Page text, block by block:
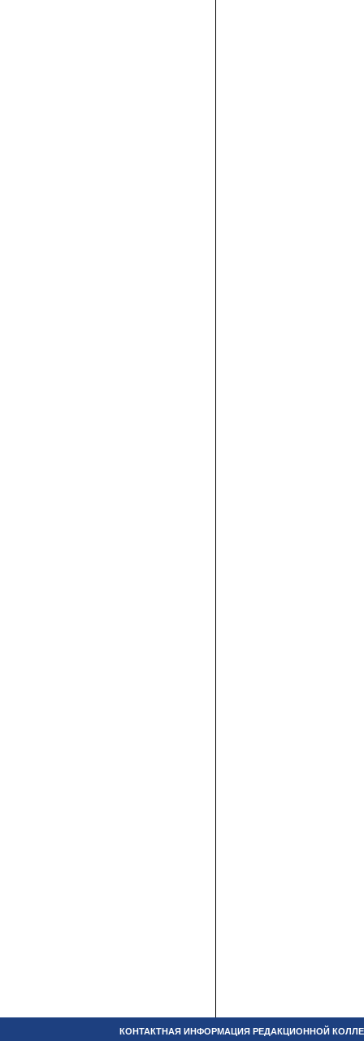
КОНТАКТНАЯ ИНФОРМАЦИЯ РЕДАКЦИОННОЙ